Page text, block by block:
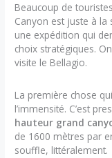
Beaucoup de
Canyon est juste à la
une expédition qui
choix stratégiques.
visite le Bellagio.
La première chose
l’immensité. C’est
hauteur grand
de 1600 mètres par
souffle, littéralement.